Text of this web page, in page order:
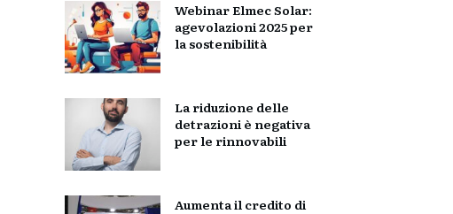
Webinar Elmec Solar:
agevolazioni 2025 per
la sostenibilità
La riduzione delle
detrazioni è negativa
per le rinnovabili
Aumenta il credito di